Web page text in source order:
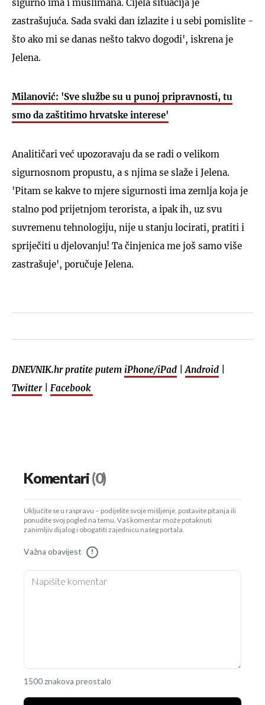
sigurno ima i muslimana. Cijela situacija je
zastrašujuća. Sada svaki dan izlazite i u sebi pomislite -
što ako mi se danas nešto takvo dogodi', iskrena je
Jelena.
Milanović: 'Sve službe su u punoj pripravnosti, tu
smo da zaštitimo hrvatske interese'
Analitičari već upozoravaju da se radi o velikom
sigurnosnom propustu, a s njima se slaže i Jelena.
'Pitam se kakve to mjere sigurnosti ima zemlja koja je
stalno pod prijetnjom terorista, a ipak ih, uz svu
suvremenu tehnologiju, nije u stanju locirati, pratiti i
spriječiti u djelovanju! Ta činjenica me još samo više
zastrašuje', poručuje Jelena.
DNEVNIK.hr pratite putem iPhone/iPad Android
Twitter| Facebook
Komentari(0)
Uključite se u raspravu – podijelite svoje mišljenje, postavite pitanja ili
ponudite svoj pogled na temu. Vaš komentar može potaknuti
zanimljiv dijalog i obogatiti zajednicu našeg portala.
Važna obavijest !
1500 znakova preostalo